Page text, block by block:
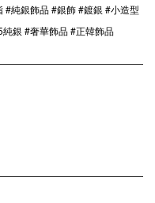
純銀飾品 #銀飾 #鍍銀 #小造型
銀 #奢華飾品 #正韓飾品